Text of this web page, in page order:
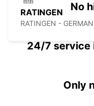
RATINGEN
RATINGEN -
No
24/7 service
Only